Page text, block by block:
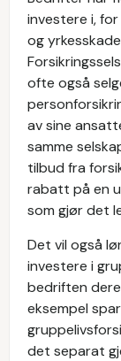
investere i,
og
ofte også
av sine
samme
tilbud fra
rabatt på en
som gjør det
Det vil også
investere i
bedriften
eksempel
det separat